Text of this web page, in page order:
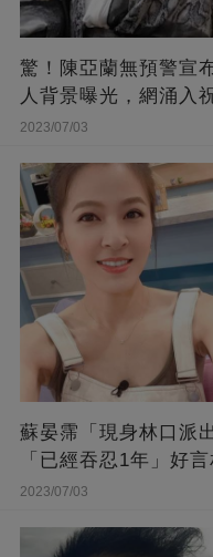
驚！陳亞蘭無預警宣
人背景曝光，網涌入
2023/07/03
蘇晏霈「現身林口派
「已經吞忍1年」好
2023/07/03